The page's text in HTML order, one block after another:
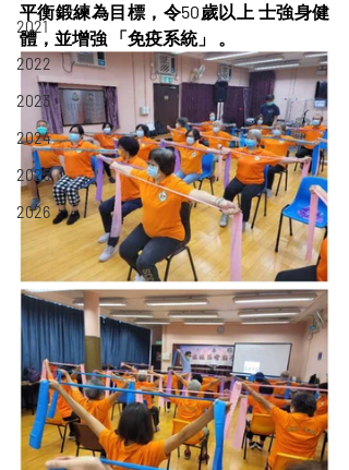
2021
2022
2023
2024
2025
2026
平衡鍛練為目標，令50歲以上 士強身健
體，並增強 「免疫系統」 。